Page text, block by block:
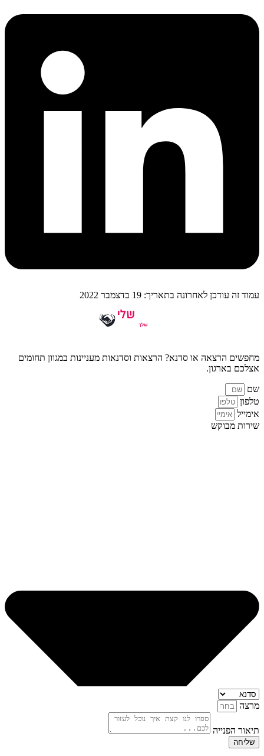
עמוד זה עודכן לאחרונה בתאריך: 19 בדצמבר 2022
מחפשים הרצאה או סדנא? הרצאות וסדנאות מעניינות במגוון תחומים
אצלכם בארגון.
שם
טלפון
אימייל
שירות מבוקש
מרצה
תיאור הפנייה
שליחה